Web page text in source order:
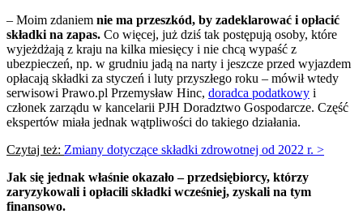
– Moim zdaniem nie ma przeszkód, by zadeklarować i opłacić
składki na zapas. Co więcej, już dziś tak postępują osoby, które
wyjeżdżają z kraju na kilka miesięcy i nie chcą wypaść z
ubezpieczeń, np. w grudniu jadą na narty i jeszcze przed wyjazdem
opłacają składki za styczeń i luty przyszłego roku – mówił wtedy
serwisowi Prawo.pl Przemysław Hinc, doradca podatkowy i
członek zarządu w kancelarii PJH Doradztwo Gospodarcze. Część
ekspertów miała jednak wątpliwości do takiego działania.
Czytaj też: Zmiany dotyczące składki zdrowotnej od 2022 r. >
Jak się jednak właśnie okazało – przedsiębiorcy, którzy
zaryzykowali i opłacili składki wcześniej, zyskali na tym
finansowo.